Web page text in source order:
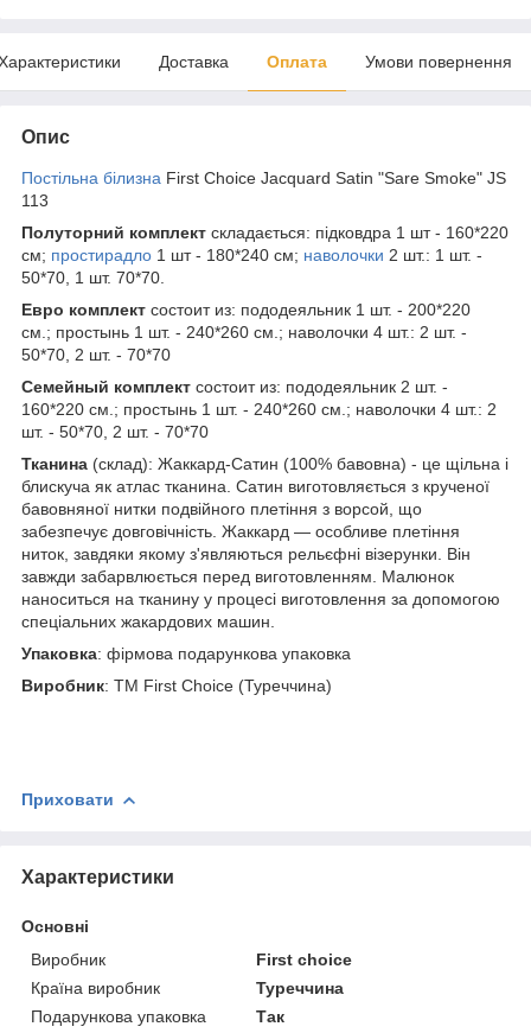
Доставка Оплата Умови повернення
Опис
Постільна білизна First Choice Jacquard Satin "Sare Smoke" JS
113
Полуторний комплект складається: підковдра 1 шт - 160*220
см; простирадло 1 шт - 180*240 см; наволочки 2 шт.: 1 шт. -
50*70, 1 шт. 70*70.
Евро комплект состоит из: пододеяльник 1 шт. - 200*220
см.; простынь 1 шт. - 240*260 см.; наволочки 4 шт.: 2 шт. -
50*70, 2 шт. - 70*70
Семейный комплект состоит из: пододеяльник 2 шт. -
160*220 см.; простынь 1 шт. - 240*260 см.; наволочки 4 шт.: 2
шт. - 50*70, 2 шт. - 70*70
Тканина (склад): Жаккард-Сатин (100% бавовна) - це щільна і
блискуча як атлас тканина. Сатин виготовляється з крученої
бавовняної нитки подвійного плетіння з ворсой, що
забезпечує довговічність. Жаккард — особливе плетіння
ниток, завдяки якому з'являються рельєфні візерунки. Він
завжди забарвлюється перед виготовленням. Малюнок
наноситься на тканину у процесі виготовлення за допомогою
спеціальних жакардових машин.
Упаковка: фірмова подарункова упаковка
Виробник: ТМ First Choice (Туреччина)
Приховати
Характеристики
Основні
Виробник
First choice
Країна виробник
Туреччина
Подарункова упаковка
Так